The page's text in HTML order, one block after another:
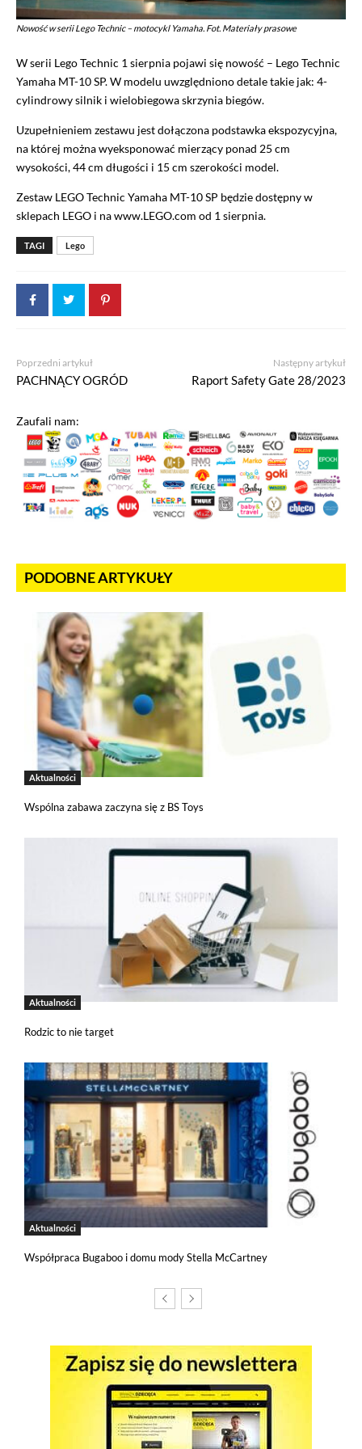
Nowość w serii Lego Technic – motocykl Yamaha. Fot. Materiały prasowe
W serii Lego Technic 1 sierpnia pojawi się nowość – Lego Technic
Yamaha MT-10 SP. W modelu uwzględniono detale takie jak: 4-
cylindrowy silnik i wielobiegowa skrzynia biegów.
Uzupełnieniem zestawu jest dołączona podstawka ekspozycyjna,
na której można wyeksponować mierzący ponad 25 cm
wysokości, 44 cm długości i 15 cm szerokości model.
Zestaw LEGO Technic Yamaha MT-10 SP będzie dostępny w
sklepach LEGO i na www.LEGO.com od 1 sierpnia.
TAGI Lego
Poprzedni artykuł
PACHNĄCY OGRÓD
Następny artykuł
Raport Safety Gate 28/2023
Zaufali nam:
PODOBNE ARTYKUŁY
Aktualności
Wspólna zabawa zaczyna się z BS Toys
Aktualności
Rodzic to nie target
Aktualności
Współpraca Bugaboo i domu mody Stella McCartney
Jeżeli tutaj zaglądasz, to znak, że cenisz swoją prywatność.
Wychodząc naprzeciw Twoim oczekiwaniom, na tej stronie został
wdrożony mechanizm, który pozwala Ci kontrolować
wykorzystywanie plików cookies oraz innych technologii
śledzących.
Pliki cookies własne wykorzystywane są na tej stronie w celu
zapewnienia prawidłowego działania poszczególnych funkcji
strony a pliki cookies podmiotów trzecich w celu korzystania
z narzędzi zewnętrznych na zasadach opisanych szczegółowo
wpolityce prywatności.
Jeżeli chcesz zaakceptować wszystkie stosowane przez tutaj pliki
cookies, kliknij w poniższy przycisk.
Akceptuję wszystkie pliki cookies
Niezbędne pliki cookies
Te pliki cookies pozostają zawsze aktywne i nie masz
możliwości wyboru w tym zakresie. Są to pliki cookies, dzięki